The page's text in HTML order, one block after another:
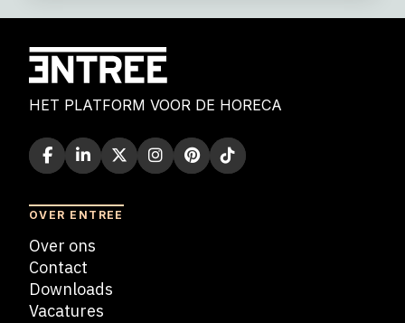
HET PLATFORM VOOR DE HORECA
OVER ENTREE
Over ons
Contact
Downloads
Vacatures